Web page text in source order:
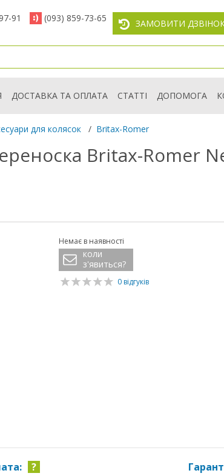
91
(093) 859-73-65
ЗАМОВИТИ
ДОСТАВКА ТА ОПЛАТА СТАТТІ ДОПОМОГА
для колясок / Britax-Romer
Britax-Romer
Немає в наявності
коли
з'явиться?
0 відгуків
?